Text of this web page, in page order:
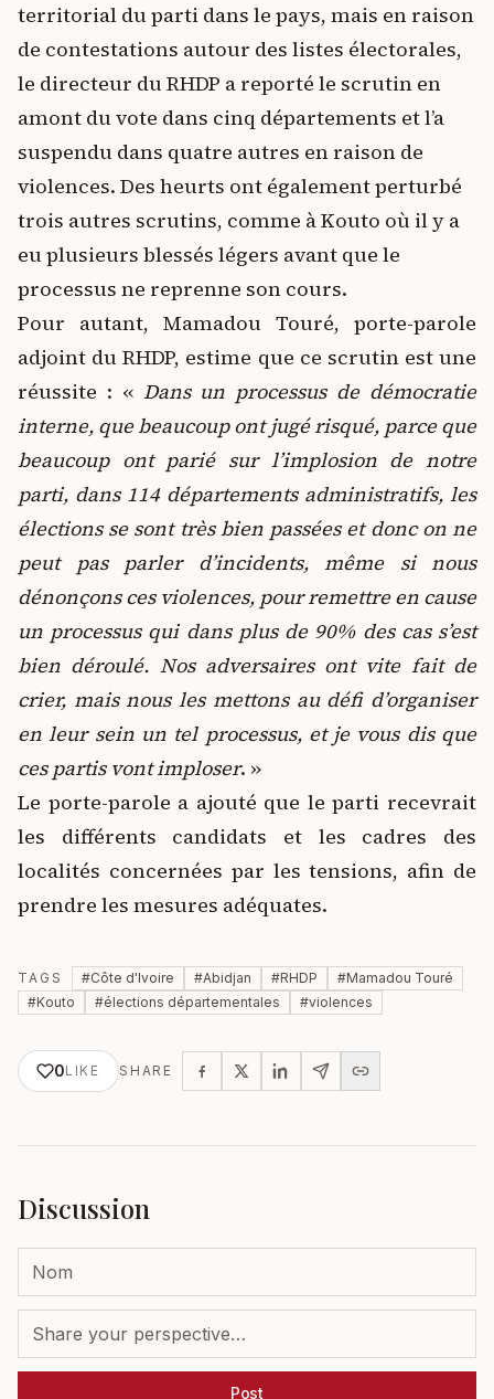
territorial du parti dans le pays, mais en raison
de contestations autour des listes électorales,
le directeur du RHDP a reporté le scrutin en
amont du vote dans cinq départements et l’a
suspendu dans quatre autres en raison de
violences. Des heurts ont également perturbé
trois autres scrutins, comme à Kouto où il y a
eu plusieurs blessés légers avant que le
processus ne reprenne son cours.
Pour autant, Mamadou Touré, porte-parole
adjoint du RHDP, estime que ce scrutin est une
réussite : « Dans un processus de démocratie
interne, que beaucoup ont jugé risqué, parce que
beaucoup ont parié sur l’implosion de notre
parti, dans 114 départements administratifs, les
élections se sont très bien passées et donc on ne
peut pas parler d’incidents, même si nous
dénonçons ces violences, pour remettre en cause
un processus qui dans plus de 90% des cas s’est
bien déroulé. Nos adversaires ont vite fait de
crier, mais nous les mettons au défi d’organiser
en leur sein un tel processus, et je vous dis que
ces partis vont imploser. »
Le porte-parole a ajouté que le parti recevrait
les différents candidats et les cadres des
localités concernées par les tensions, afin de
prendre les mesures adéquates.
TAGS #Côte d'Ivoire #Abidjan #RHDP #Mamadou Touré
#Kouto #élections départementales #violences
0LIKE SHARE
Discussion
Post